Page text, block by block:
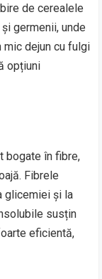
de cerealele
germenii, unde
mic dejun cu fulgi
opțiuni
bogate în fibre,
Fibrele
glicemiei și la
susțin
eficientă,